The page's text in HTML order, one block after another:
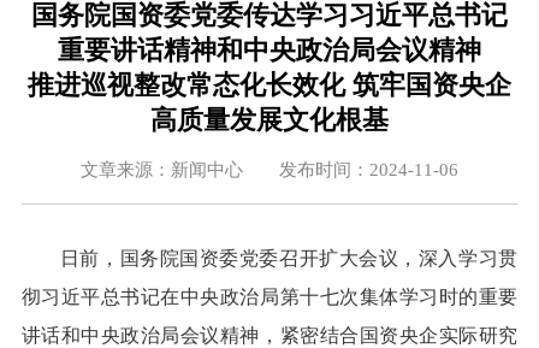
国务院国资委党委传达学习习近平总书记
重要讲话精神和中央政治局会议精神
推进巡视整改常态化长效化 筑牢国资央企
高质量发展文化根基
文章来源：新闻中心 发布时间：2024-11-06
日前，国务院国资委党委召开扩大会议，深入学习贯
彻习近平总书记在中央政治局第十七次集体学习时的重要
讲话和中央政治局会议精神，紧密结合国资央企实际研究